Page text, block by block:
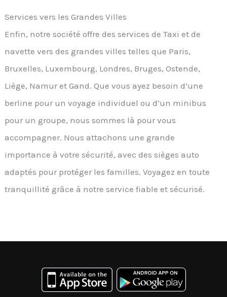
Services vers les Grandes Villes
Enfin, notre société offre des services de Taxi et de
navette vers des grandes villes telles que Paris,
Bruxelles, Luxembourg, Londres, Bruges, Ostende,
Liège, Namur et Gand. Que vous ayez besoin d’une
berline pour un voyage individuel ou d’un minibus
pour un groupe, nous sommes là pour vous
accompagner. Nous attachons une grande
importance à votre sécurité, avec des sièges auto
adaptés pour protéger les familles. Voyagez en toute
tranquillité grâce à notre service fiable et sécurisé.